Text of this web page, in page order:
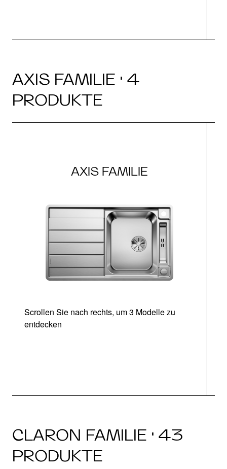
AXIS FAMILIE · 4
PRODUKTE
AXIS FAMILIE
Scrollen Sie nach rechts, um 3 Modelle zu
entdecken
CLARON FAMILIE · 43
PRODUKTE